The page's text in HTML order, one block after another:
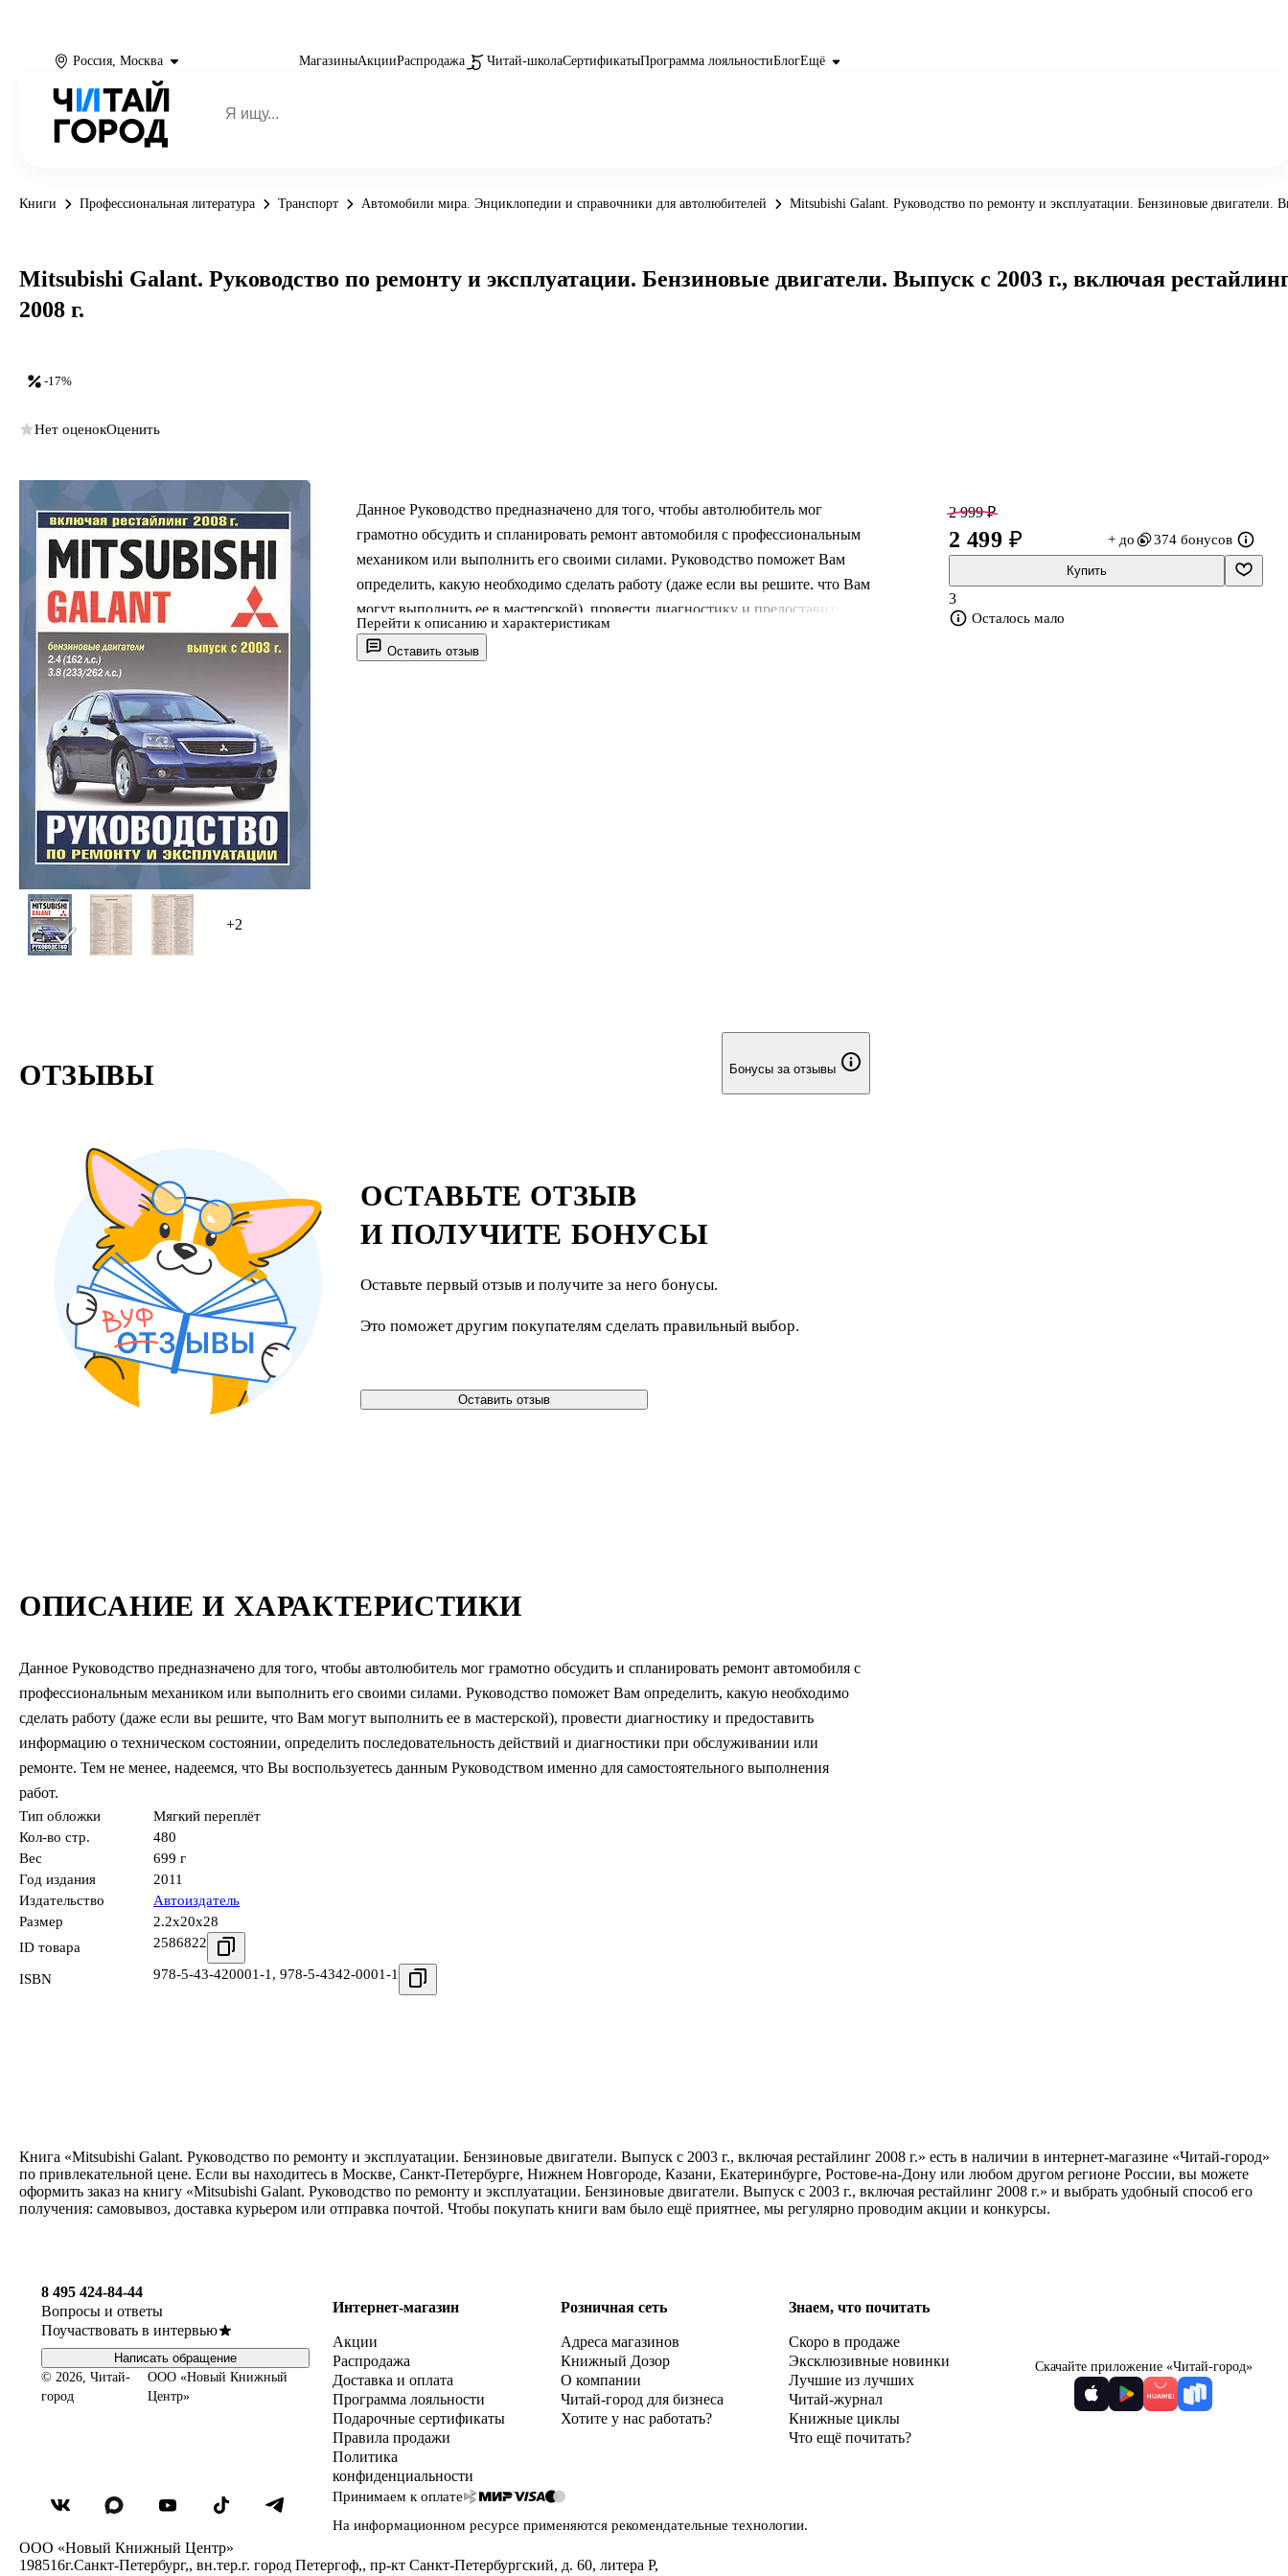
Россия, Москва МагазиныАкцииРаспродажа Читай-школаСертификатыПрограмма лояльностиБлогЕщё
Книги Профессиональная литература Транспорт Автомобили мира. Энциклопедии и справочники для автолюбителей Mitsubishi Galant. Руководство по ремонту и эксплуатации. Бензиновые двигатели.
+2
Оставить отзыв
Данное Руководство предназначено для того, чтобы автолюбитель мог
грамотно обсудить и спланировать ремонт автомобиля с профессиональным
механиком или выполнить его своими силами. Руководство поможет Вам
определить, какую необходимо сделать работу (даже если вы решите, что Вам
могут выполнить ее в мастерской), провести диагностику и предоставить
информацию о техническом состоянии, определить последовательность
действий и диагностики при обслуживании или ремонте. Тем не менее,
Перейти к описанию и характеристикам
-17%
Mitsubishi Galant. Руководство по ремонту и эксплуатации. Бензиновые двигатели. Выпуск с 2003 г., включая
2008 г.
Нет оценокОценить
2 999 ₽
2 499 ₽ + до 374 бонусов
Купить
3
Осталось мало
ОПИСАНИЕ И ХАРАКТЕРИСТИКИ
Данное Руководство предназначено для того, чтобы автолюбитель мог грамотно обсудить и спланировать ремонт автомобиля с
профессиональным механиком или выполнить его своими силами. Руководство поможет Вам определить, какую необходимо
сделать работу (даже если вы решите, что Вам могут выполнить ее в мастерской), провести диагностику и предоставить
информацию о техническом состоянии, определить последовательность действий и диагностики при обслуживании или
ремонте. Тем не менее, надеемся, что Вы воспользуетесь данным Руководством именно для самостоятельного выполнения
работ.
Тип обложки
Мягкий переплёт
Кол-во стр.
480
Вес
699 г
Год издания
2011
Издательство
Автоиздатель
Размер
2.2x20x28
ID товара
2586822
ISBN 978-5-43-420001-1 , 978-5-4342-0001-1
ОТЗЫВЫ Бонусы за отзывы
ОСТАВЬТЕ ОТЗЫВ
И ПОЛУЧИТЕ БОНУСЫ
Оставьте первый отзыв и получите за него бонусы.
Это поможет другим покупателям сделать правильный выбор.
Оставить отзыв
Книга «Mitsubishi Galant. Руководство по ремонту и эксплуатации. Бензиновые двигатели. Выпуск с 2003 г., включая рестайлинг 2008 г.» есть в наличии в интернет-магазине «Читай-город»
по привлекательной цене. Если вы находитесь в Москве, Санкт-Петербурге, Нижнем Новгороде, Казани, Екатеринбурге, Ростове-на-Дону или любом другом регионе России, вы можете
оформить заказ на книгу «Mitsubishi Galant. Руководство по ремонту и эксплуатации. Бензиновые двигатели. Выпуск с 2003 г., включая рестайлинг 2008 г.» и выбрать удобный способ его
получения: самовывоз, доставка курьером или отправка почтой. Чтобы покупать книги вам было ещё приятнее, мы регулярно проводим акции и конкурсы.
8 495 424-84-44
Вопросы и ответы
Поучаствовать в интервью
Написать обращение
© 2026, Читай-
город
ООО «Новый Книжный
Центр»
Интернет-магазин
Акции
Распродажа
Доставка и оплата
Программа лояльности
Подарочные сертификаты
Правила продажи
Политика
конфиденциальности
Розничная сеть
Адреса магазинов
Книжный Дозор
О компании
Читай-город для бизнеса
Хотите у нас работать?
Знаем, что почитать
Скоро в продаже
Эксклюзивные новинки
Лучшие из лучших
Читай-журнал
Книжные циклы
Что ещё почитать?
Принимаем к оплате
На информационном ресурсе применяются рекомендательные технологии.
Скачайте приложение «Читай-город»
ООО «Новый Книжный Центр»
198516г.Санкт-Петербург,, вн.тер.г. город Петергоф,, пр-кт Санкт-Петербургский, д. 60, литера Р,